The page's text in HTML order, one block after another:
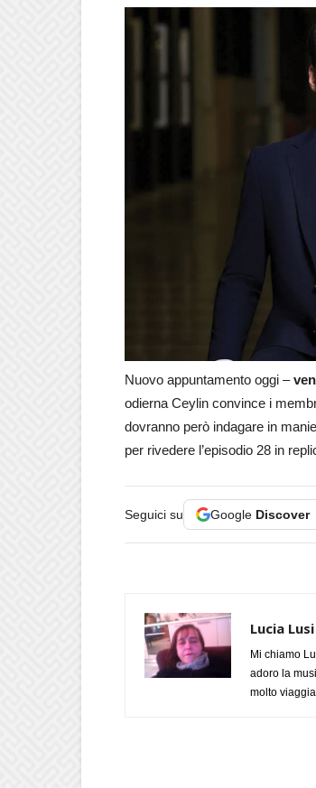
Nuovo appuntamento oggi –
odierna Ceylin convince i
dovranno però indagare in
per rivedere l’episodio 28 in
Seguici su Google Discover
Lucia Lusi
Mi chiamo
adoro la
molto